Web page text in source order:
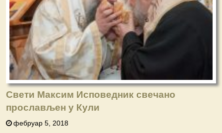
Свети Максим Исповедник свечано
прослављен у Кули
фебруар 5, 2018